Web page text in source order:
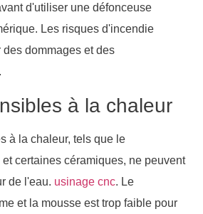
d'utiliser une défonceuse
Les risques d'incendie
dommages et des
à la chaleur
à la chaleur, tels que le
certaines céramiques, ne peuvent
de l'eau. usinage cnc. Le
et la mousse est trop faible pour